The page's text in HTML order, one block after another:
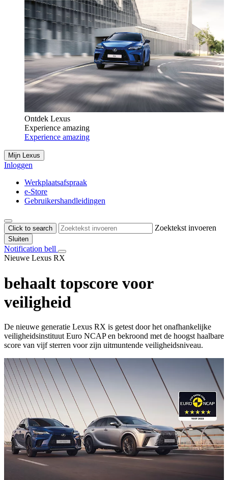
Ontdek Lexus
Experience amazing
Experience amazing
Mijn Lexus
Inloggen
Werkplaatsafspraak
e-Store
Gebruikershandleidingen
Click to search Zoektekst invoeren
Sluiten
Notification bell
Nieuwe Lexus RX
behaalt topscore voor
veiligheid
De nieuwe generatie Lexus RX is getest door het onafhankelijke
veiligheidsinstituut Euro NCAP en bekroond met de hoogst haalbare
score van vijf sterren voor zijn uitmuntende veiligheidsniveau.